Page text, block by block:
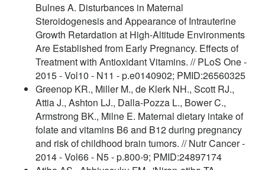
Bulnes A. Disturbances in Maternal
Steroidogenesis and Appearance of Intrauterine
Growth Retardation at High-Altitude Environments
Are Established from Early Pregnancy. Effects of
Treatment with Antioxidant Vitamins. // PLoS One -
2015 - Vol10 - N11 - p.e0140902; PMID:26560325
Greenop KR., Miller M., de Klerk NH., Scott RJ.,
Attia J., Ashton LJ., Dalla-Pozza L., Bower C.,
Armstrong BK., Milne E. Maternal dietary intake of
folate and vitamins B6 and B12 during pregnancy
and risk of childhood brain tumors. // Nutr Cancer -
2014 - Vol66 - N5 - p.800-9; PMID:24897174